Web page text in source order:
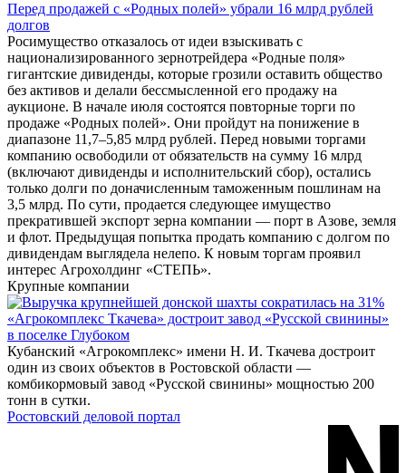
Перед продажей с «Родных полей» убрали 16 млрд рублей
долгов
Росимущество отказалось от идеи взыскивать с
национализированного зернотрейдера «Родные поля»
гигантские дивиденды, которые грозили оставить общество
без активов и делали бессмысленной его продажу на
аукционе. В начале июля состоятся повторные торги по
продаже «Родных полей». Они пройдут на понижение в
диапазоне 11,7–5,85 млрд рублей. Перед новыми торгами
компанию освободили от обязательств на сумму 16 млрд
(включают дивиденды и исполнительский сбор), остались
только долги по доначисленным таможенным пошлинам на
3,5 млрд. По сути, продается следующее имущество
прекратившей экспорт зерна компании — порт в Азове, земля
и флот. Предыдущая попытка продать компанию с долгом по
дивидендам выглядела нелепо. К новым торгам проявил
интерес Агрохолдинг «СТЕПЬ».
Крупные компании
«Агрокомплекс Ткачева» достроит завод «Русской свинины»
в поселке Глубоком
Кубанский «Агрокомплекс» имени Н. И. Ткачева достроит
один из своих объектов в Ростовской области —
комбикормовый завод «Русской свинины» мощностью 200
тонн в сутки.
Ростовский деловой портал